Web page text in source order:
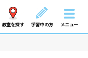
教室を探す 学習中の方 メニュー